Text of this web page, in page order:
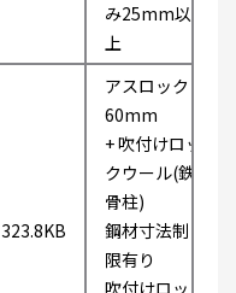
み25mm以
上
323.8KB
アスロック
60mm
+ 吹付けロッ
クウール(鉄
骨柱)
鋼材寸法制
限有り
吹付けロッ